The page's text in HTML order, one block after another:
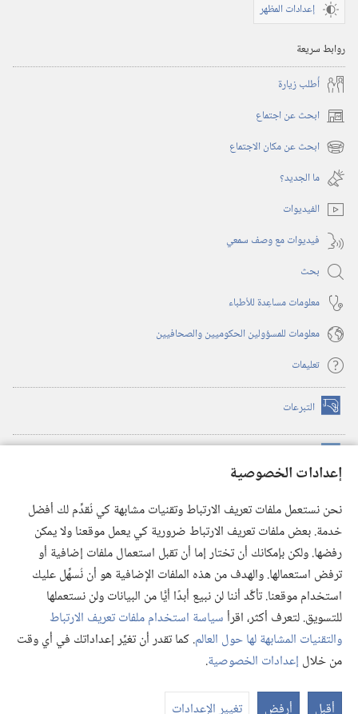
إعدادات الخصوصية
نحن نستعمل ملفات تعريف الارتباط وتقنيات مشابهة كي نُقدِّم لك أفضل
خدمة. بعض ملفات تعريف الارتباط ضرورية كي يعمل موقعنا ولا يمكن
رفضها. ولكن بإمكانك أن تختار إما أن تقبل استعمال ملفات إضافية أو
ترفض استعمالها. والهدف من هذه الملفات الإضافية هو أن نُسهِّل عليك
استخدام موقعنا. تأكَّد أننا لن نبيع أبدًا أيًّا من البيانات ولن نستعملها
للتسويق. لتعرف أكثر، اقرأسياسة استخدام ملفات تعريف الارتباط
والتقنيات المشابهة لها حول العالم. كما تقدر أن تغيِّر إعداداتك في أي وقت
من خلال إعدادات الخصوصية.
أقبل أرفض تغيير الإعدادات
إعدادات المظهر
روابط سريعة
أُطلب زيارة
ابحث عن اجتماع (يفتح
نافذة ابحث عن مكان الاجتماع (يفتح
نافذة
جديدة)
ما الجديد؟‏
الفيديوات
فيديوات مع وصف سمعي
بحث
معلومات مساعِدة للأطباء
معلومات للمسؤولين الحكوميين والصحافيين
تعليمات
التبرعات (يفتح
نافذة
(يفتح
نافذة
(يفتح
نافذة
جديدة) تطبيق ®
JW Library
مكتبة برج المراقبة
© 2026 .Watch Tower Bible and Tract Society of Pennsylvania
شروط الاستخدام |